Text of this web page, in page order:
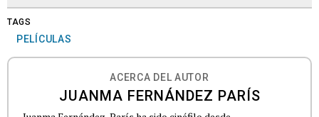
TAGS
PELÍCULAS
ACERCA DEL AUTOR
JUANMA FERNÁNDEZ PARÍS